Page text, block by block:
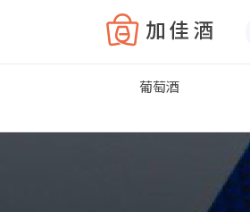
Baccus
葡萄酒